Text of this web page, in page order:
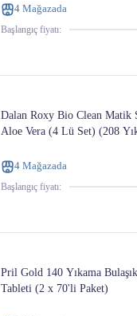
4 Mağazada
Başlangıç ​​fiyatı:
Dalan Roxy Bio Clean Matik
Aloe Vera (4 Lü Set) (208
4 Mağazada
Başlangıç ​​fiyatı:
Pril Gold 140 Yıkama
Tableti (2 x 70'li Paket)